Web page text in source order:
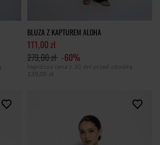
BLUZA Z KAPTUREM ALOHA
111,00 zł
279,00 zł -60%
Najniższa cena z 30 dni przed obniżką
139,00 zł